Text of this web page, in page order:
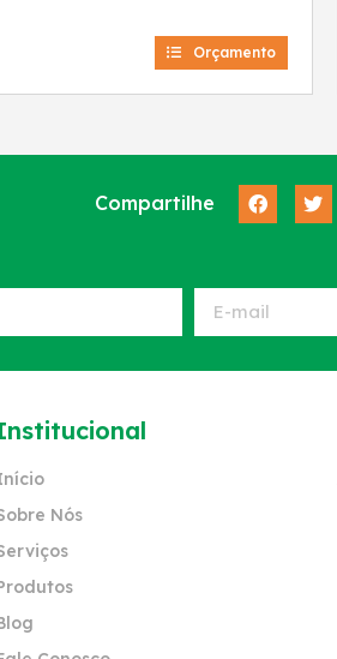
Orçamento
Compartilhe
Nós